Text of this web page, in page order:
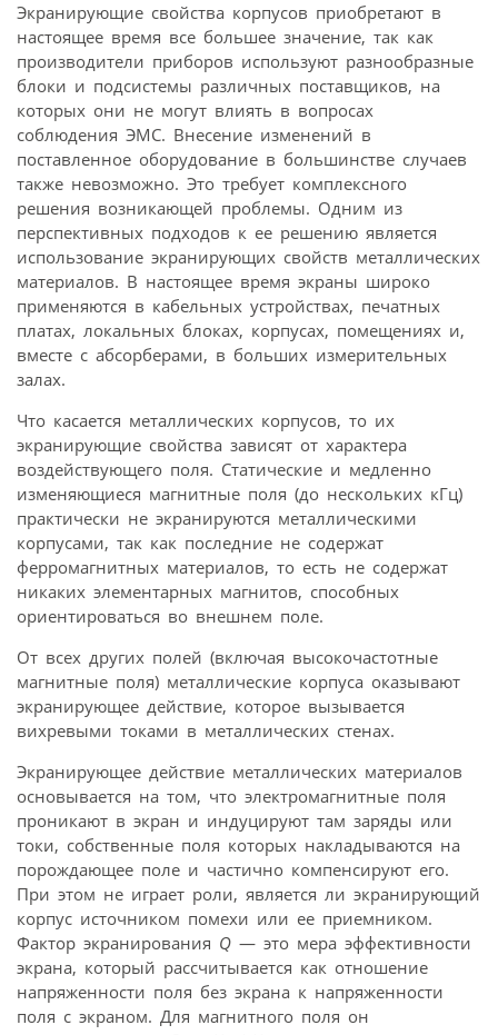
Экранирующие свойства корпусов приобретают в
настоящее время все большее значение, так как
производители приборов используют разнообразные
блоки и подсистемы различных поставщиков, на
которых они не могут влиять в вопросах
соблюдения ЭМС. Внесение изменений в
поставленное оборудование в большинстве случаев
также невозможно. Это требует комплексного
решения возникающей проблемы. Одним из
перспективных подходов к ее решению является
использование экранирующих свойств металлических
материалов. В настоящее время экраны широко
применяются в кабельных устройствах, печатных
платах, локальных блоках, корпусах, помещениях и,
вместе с абсорберами, в больших измерительных
залах.
Что касается металлических корпусов, то их
экранирующие свойства зависят от характера
воздействующего поля. Статические и медленно
изменяющиеся магнитные поля (до нескольких кГц)
практически не экранируются металлическими
корпусами, так как последние не содержат
ферромагнитных материалов, то есть не содержат
никаких элементарных магнитов, способных
ориентироваться во внешнем поле.
От всех других полей (включая высокочастотные
магнитные поля) металлические корпуса оказывают
экранирующее действие, которое вызывается
вихревыми токами в металлических стенах.
Экранирующее действие металлических материалов
основывается на том, что электромагнитные поля
проникают в экран и индуцируют там заряды или
токи, собственные поля которых накладываются на
порождающее поле и частично компенсируют его.
При этом не играет роли, является ли экранирующий
корпус источником помехи или ее приемником.
Фактор экранирования Q — это мера эффективности
экрана, который рассчитывается как отношение
напряженности поля без экрана к напряженности
поля с экраном. Для магнитного поля он